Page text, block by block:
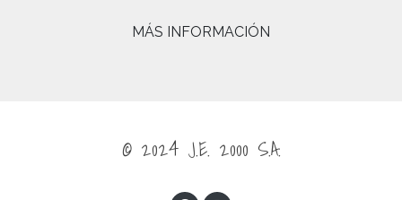
MÁS INFORMACIÓN
© 2024 J.E. 2000 S.A.